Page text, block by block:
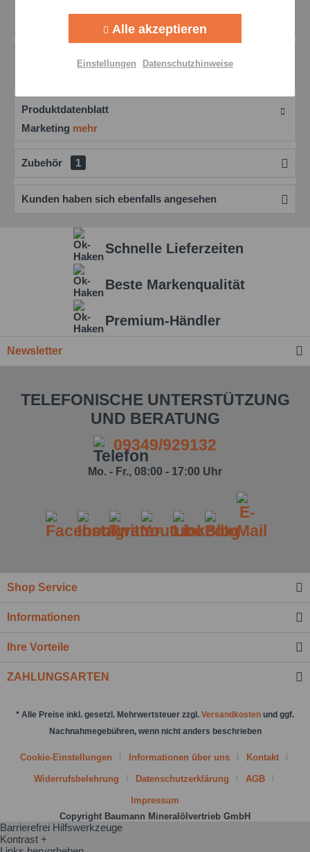
zur
Kenntnis genommen.*
Felder mit * sind Pflichtfelder.
Entschäumer In nichtwässrigen Systemen und...
Produktdatenblatt
Marketing mehr
Zubehör 1
Kunden haben sich ebenfalls angesehen
Schnelle Lieferzeiten
Beste Markenqualität
Premium-Händler
Newsletter
TELEFONISCHE UNTERSTÜTZUNG
UND BERATUNG
09349/929132
Mo. - Fr., 08:00 - 17:00 Uhr
Shop Service
Informationen
Ihre Vorteile
ZAHLUNGSARTEN
* Alle Preise inkl. gesetzl. Mehrwertsteuer zzgl. Versandkosten und ggf.
Nachnahmegebühren, wenn nicht anders beschrieben
Cookie-Einstellungen Informationen über uns Kontakt
Widerrufsbelehrung Datenschutzerklärung AGB
Impressum
Copyright Baumann Mineralölvertrieb GmbH
Personalisierung Aktiv
Alle akzeptieren
Einstellungen Datenschutzhinweise
Barrierefrei Hilfswerkzeuge
Kontrast +